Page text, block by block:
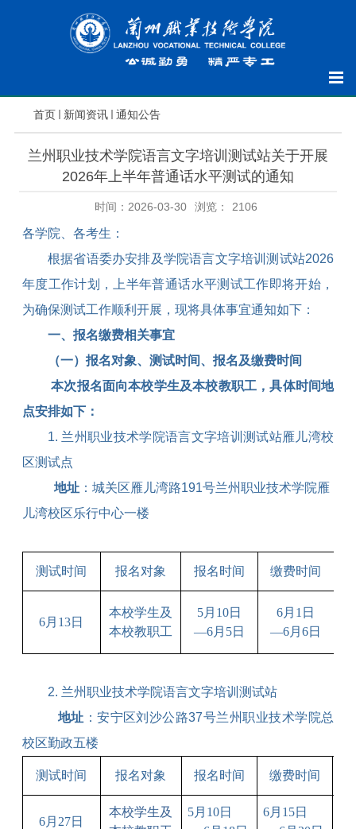
首页 新闻资讯 通知公告
兰州职业技术学院语言文字培训测试站关于开展
2026年上半年普通话水平测试的通知
时间：2026-03-30 浏览： 2106
各学院、各考生：
根据省语委办安排及学院语言文字培训测试站2026
年度工作计划，上半年普通话水平测试工作即将开始，
为确保测试工作顺利开展，现将具体事宜通知如下：
一、报名缴费相关事宜
（一）报名对象、测试时间、报名及缴费时间
本次报名面向本校学生及本校教职工 ，具体时间地
点安排如下：
1. 兰州职业技术学院语言文字培训测试站雁儿湾校
区测试点
地址：城关区雁儿湾路191号兰州职业技术学院雁
儿湾校区乐行中心一楼
测试时间 报名对象 报名时间 缴费时间
6月 13日
本校学生及
本校教职工
5月 10日
—6月 5日
6月 1 日
—6月6日
2. 兰州职业技术学院语言文字培训测试站
地址 ：安宁区刘沙公路37号兰州职业技术学院总
校区勤政五楼
测试时间 报名对象 报名时间 缴费时间
6月 27日
本校学生及
5月 10日
6月 15日